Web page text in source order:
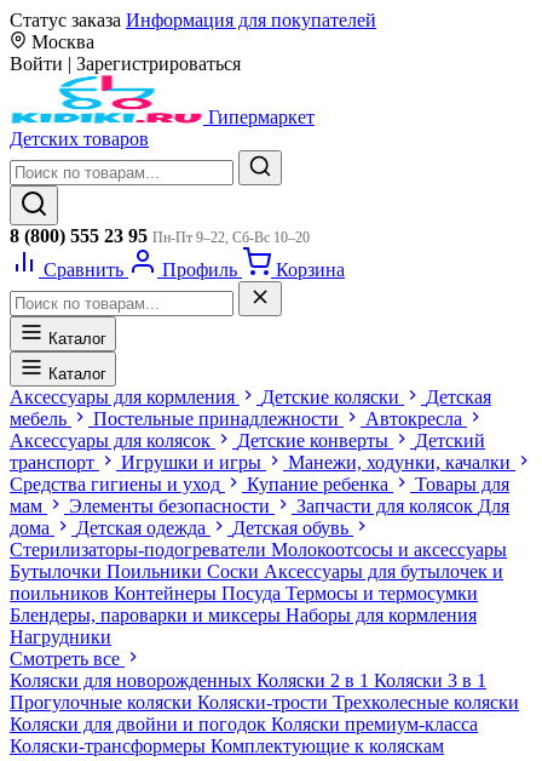
Статус заказа Информация для покупателей
Москва
Войти | Зарегистрироваться
Гипермаркет
Детских товаров
8 (800) 555 23 95 Пн-Пт 9–22, Сб-Вс 10–20
Сравнить Профиль Корзина
Каталог
Каталог
Аксессуары для кормления Детские коляски
Детская
мебель
Постельные принадлежности
Автокресла
Аксессуары для колясок
Детские конверты
Детский
транспорт
Игрушки и игры
Манежи, ходунки, качалки
Средства гигиены и уход
Купание ребенка
Товары для
мам
Элементы безопасности Запчасти для колясок Для
дома
Детская одежда
Детская обувь
Стерилизаторы-подогреватели Молокоотсосы и аксессуары
Бутылочки Поильники Соски Аксессуары для бутылочек и
поильников Контейнеры Посуда Термосы и термосумки
Блендеры, пароварки и миксеры Наборы для кормления
Нагрудники
Смотреть все
Коляски для новорожденных Коляски 2 в 1 Коляски 3 в 1
Прогулочные коляски Коляски-трости Трехколесные коляски
Коляски для двойни и погодок Коляски премиум-класса
Коляски-трансформеры Комплектующие к коляскам